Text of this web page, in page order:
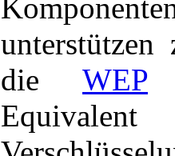
unterstützen
die WEP